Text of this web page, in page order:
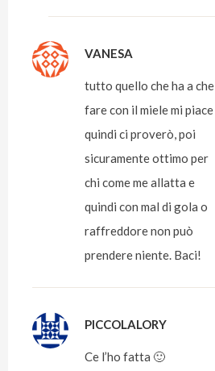
VANESA
tutto quello che ha a che
fare con il miele mi piace
quindi ci proverò, poi
sicuramente ottimo per
chi come me allatta e
quindi con mal di gola o
raffreddore non può
prendere niente. Baci!
PICCOLALORY
Ce l’ho fatta 🙂